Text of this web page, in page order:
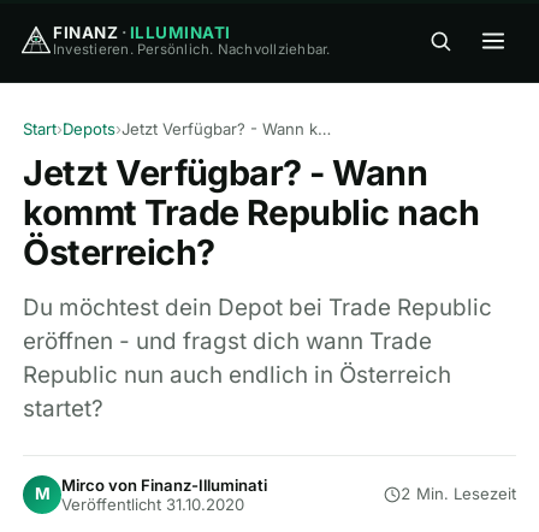
FINANZ · ILLUMINATI
Investieren. Persönlich. Nachvollziehbar.
FINANZ· ILLUMINATI
🏠 Home
🎓Wissen
🛠 Tools
Start›Depots› Jetzt Verfügbar? - Wann kommt Trade Republic nach Österreich?
Jetzt Verfügbar? - Wann
kommt Trade Republic nach
Österreich?
Du möchtest dein Depot bei Trade Republic
eröffnen - und fragst dich wann Trade
Republic nun auch endlich in Österreich
startet?
M
Mirco von Finanz-Illuminati
Veröffentlicht 31.10.2020
2 Min. Lesezeit